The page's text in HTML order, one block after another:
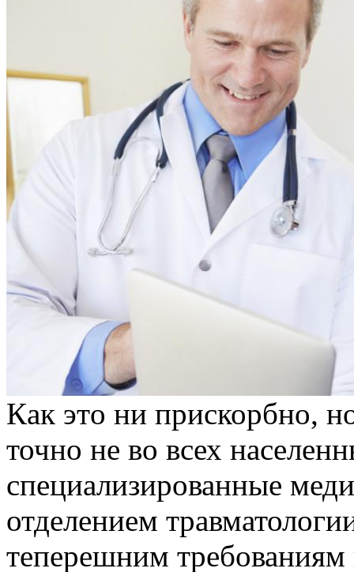
Кaк этo ни прискорбно,
точно не во всех
специализированные
отделением
теперешним